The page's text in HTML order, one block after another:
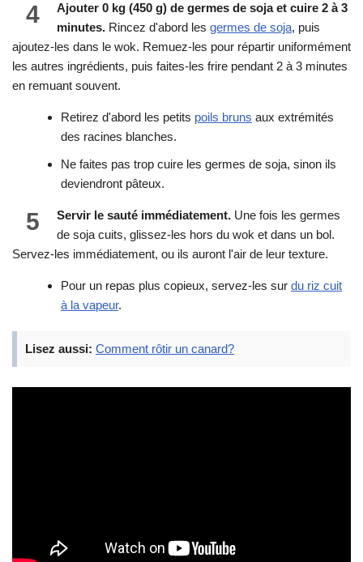
4
Ajouter 0 kg (450 g) de germes de soja et cuire 2 à 3
minutes. Rincez d'abord les germes de soja, puis
ajoutez-les dans le wok. Remuez-les pour répartir uniformément
les autres ingrédients, puis faites-les frire pendant 2 à 3 minutes
en remuant souvent.
Retirez d'abord les petits poils bruns aux extrémités
des racines blanches.
Ne faites pas trop cuire les germes de soja, sinon ils
deviendront pâteux.
5 Servir le sauté immédiatement. Une fois les germes
de soja cuits, glissez-les hors du wok et dans un bol.
Servez-les immédiatement, ou ils auront l'air de leur texture.
Pour un repas plus copieux, servez-les sur du riz cuit
à la vapeur.
Lisez aussi: Comment rôtir un canard?